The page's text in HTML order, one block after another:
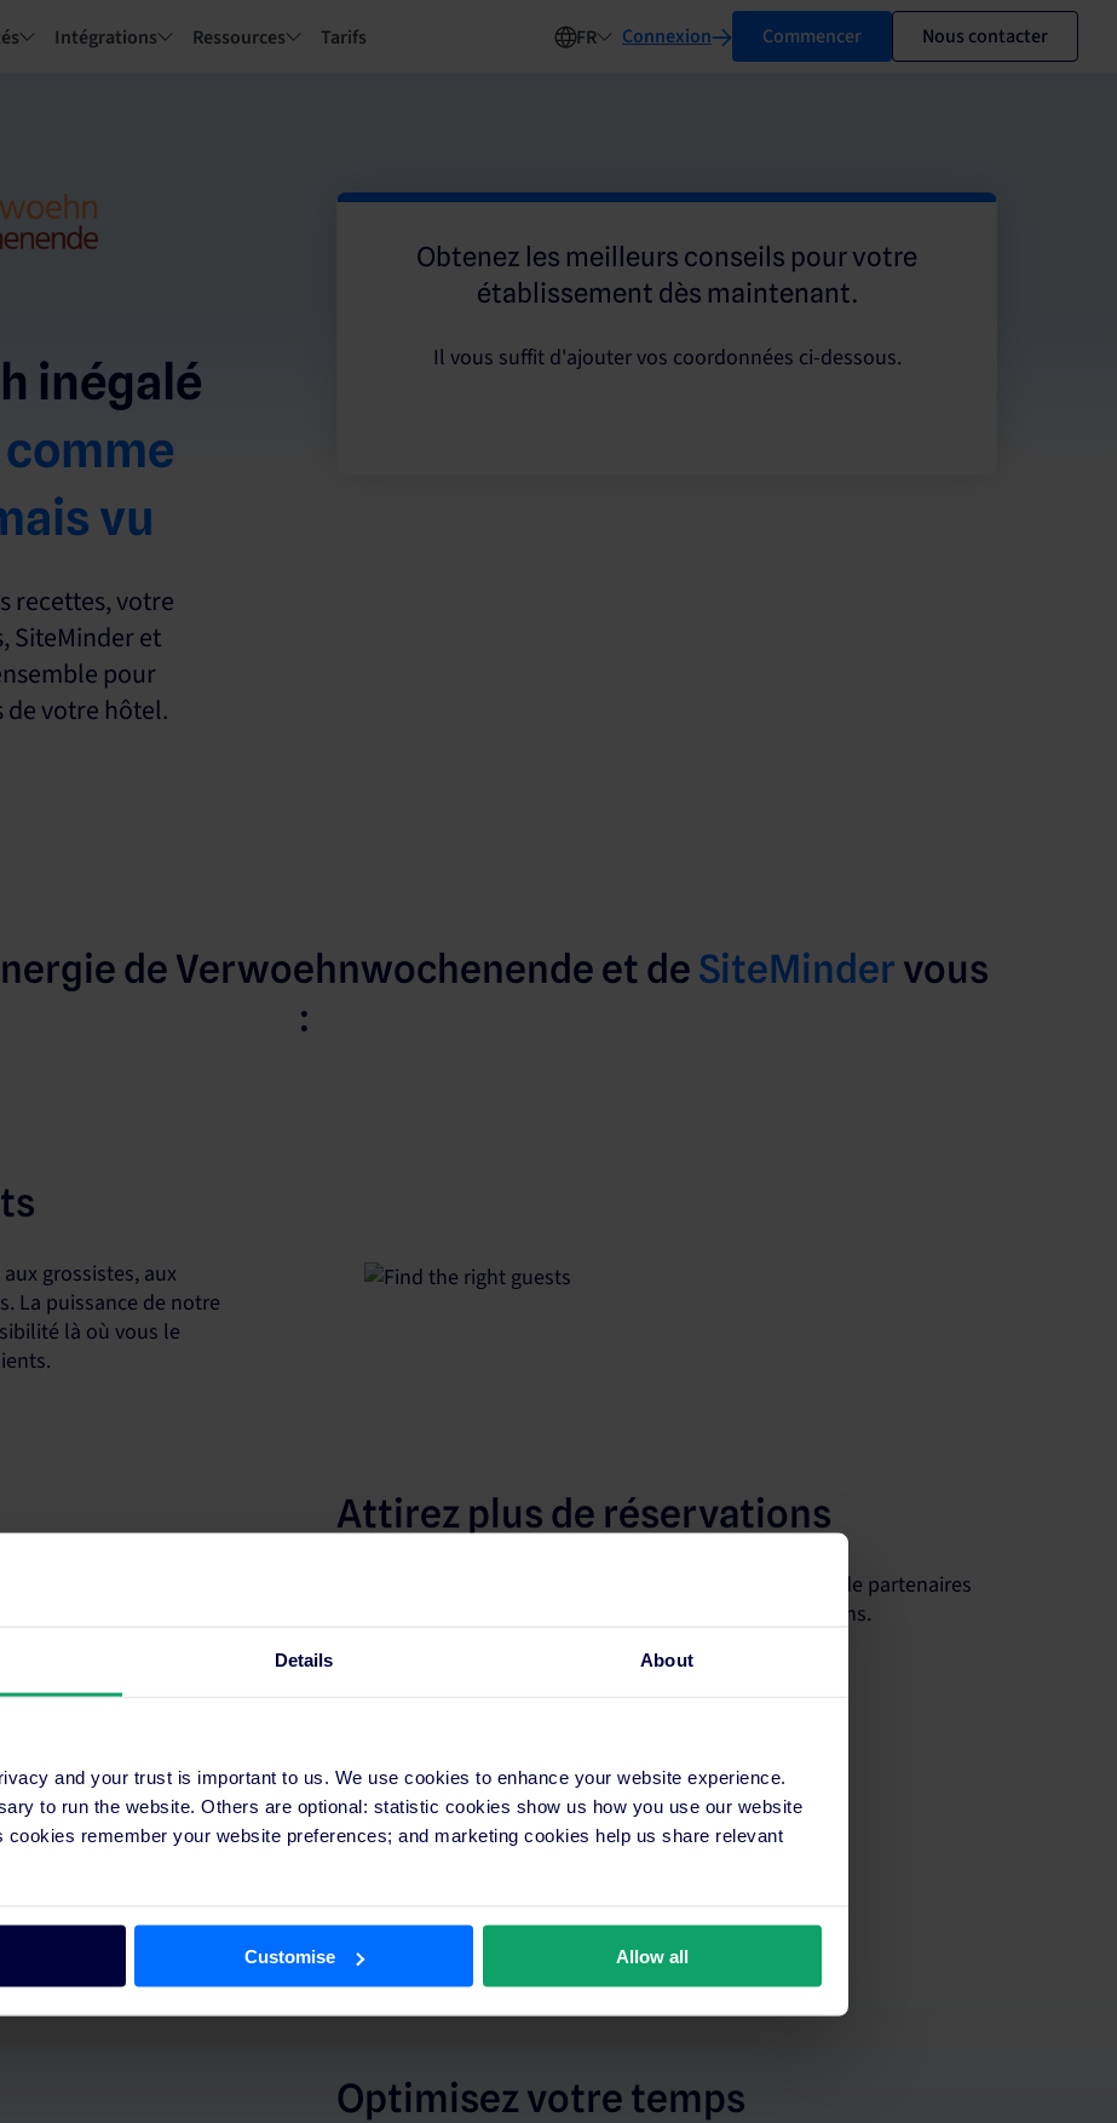
Details About
and your trust is important to us. We use cookies to enhance your website experience.
to run the website. Others are optional: statistic cookies show us how you use our website
cookies remember your website preferences; and marketing cookies help us share relevant
Customise Allow all
Intégrations Ressources Tarifs FR Connexion Commencer Nous contacter
inégalé
vu
recettes, votre
SiteMinder et
pour
votre hôtel.
Obtenez les meilleurs conseils pour votre
établissement dès maintenant.
Il vous suffit d'ajouter vos coordonnées ci-dessous.
de Verwoehnwochenende et de SiteMinder vous
:
grossistes, aux
La puissance de notre
là où vous le
Attirez plus de réservations
Notre plateforme collabore avec le plus grand nombre de partenaires
du secteur pour booster votre visibilité et vos réservations.
des
tarifs en quelques
stratégie grâce à des
Optimisez votre temps